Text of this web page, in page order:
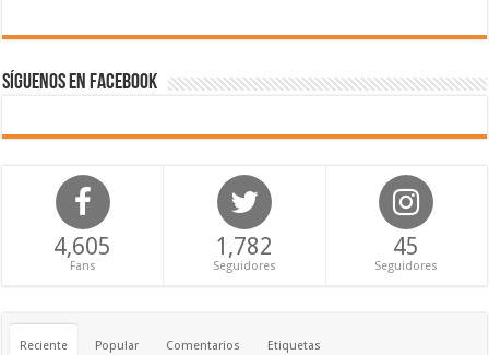
Síguenos en Facebook
4,605
Fans
1,782
Seguidores
45
Seguidores
Reciente Popular Comentarios Etiquetas